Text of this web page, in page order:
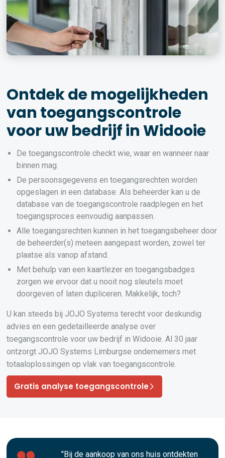
Ontdek de mogelijkheden
van toegangscontrole
voor uw bedrijf in Widooie
De toegangscontrole checkt wie, waar en wanneer naar
binnen mag.
De persoonsgegevens en toegangsrechten worden
opgeslagen in een database. Als beheerder kan u de
database van de toegangscontrole raadplegen en het
toegangsproces eenvoudig aanpassen.
Alle toegangsrechten kunnen in het toegangsbeheer door
de beheerder(s) meteen aangepast worden, zowel ter
plaatse als vanop afstand.
Met behulp van een kaartlezer en toegangsbadges
zorgen we ervoor dat u nooit nog sleutels moet
doorgeven of laten dupliceren. Makkelijk, toch?
U kan steeds bij JOJO Systems terecht voor deskundig
advies en een gedetailleerde analyse over
toegangscontrole voor uw bedrijf in Widooie. Al 30 jaar
ontzorgt JOJO Systems Limburgse ondernemers met
totaaloplossingen op vlak van toegangscontrole.
Gratis analyse toegangscontrole
"Bij de aankoop van ons huis ontdekten